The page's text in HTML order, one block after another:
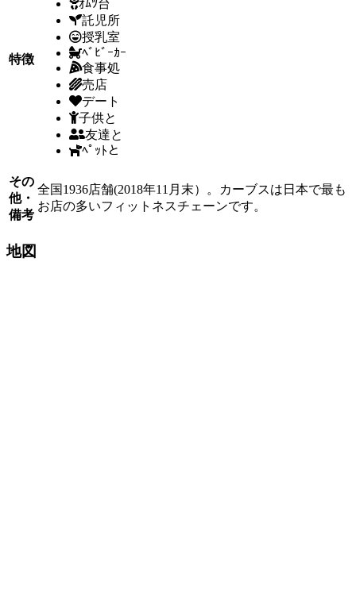
特徴
ｵﾑﾂ台
託児所
授乳室
ﾍﾞﾋﾞｰｶｰ
食事処
売店
デート
子供と
友達と
ﾍﾟｯﾄと
その
他・
備考
全国1936店舗(2018年11月末）。カーブスは日本で最も
お店の多いフィットネスチェーンです。
地図